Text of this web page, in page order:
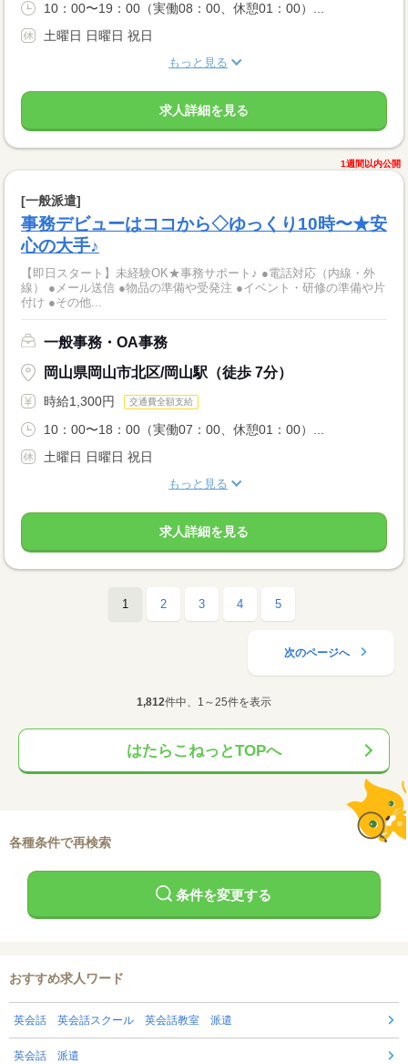
10：00〜19：00（実働08：00、休憩01：00）...
土曜日 日曜日 祝日
もっと見る
求人詳細を見る
1週間以内公開
[一般派遣]
事務デビューはココから◇ゆっくり10時〜★安
心の大手♪
【即日スタート】未経験OK★事務サポート♪ ●電話対応（内線・外
線） ●メール送信 ●物品の準備や受発注 ●イベント・研修の準備や片
付け ●その他...
一般事務・OA事務
岡山県岡山市北区/岡山駅（徒歩 7分）
時給1,300円 交通費全額支給
10：00〜18：00（実働07：00、休憩01：00）...
土曜日 日曜日 祝日
もっと見る
求人詳細を見る
1 2 3 4 5
次のページへ
1,812件中、1～25件を表示
はたらこねっとTOPへ
各種条件で再検索
条件を変更する
おすすめ求人ワード
英会話 英会話スクール 英会話教室 派遣
英会話 派遣